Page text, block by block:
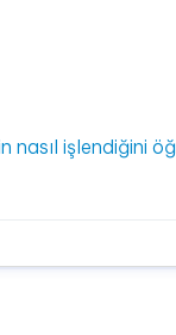
nasıl işlendiğini